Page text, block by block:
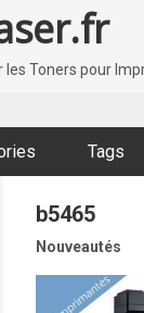
Toners pour
Tags
b5465
Nouveautés